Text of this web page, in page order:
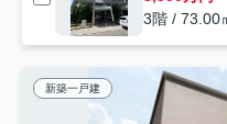
3階 / 73.00
新築一戸建